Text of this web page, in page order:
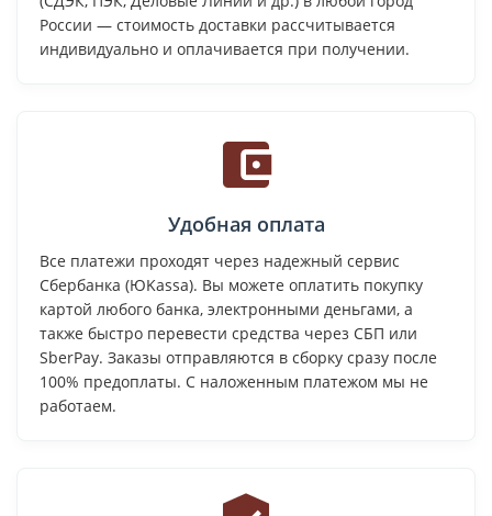
России — стоимость доставки рассчитывается
индивидуально и оплачивается при получении.
Удобная оплата
Все платежи проходят через надежный сервис
Сбербанка (ЮKassa). Вы можете оплатить покупку
картой любого банка, электронными деньгами, а
также быстро перевести средства через СБП или
SberPay. Заказы отправляются в сборку сразу после
100% предоплаты. С наложенным платежом мы не
работаем.